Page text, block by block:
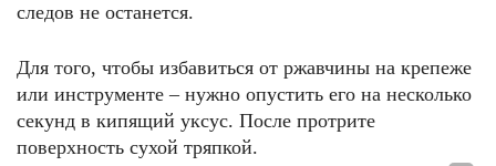
следов не останется.
Для того, чтобы избавиться от ржавчины на крепеже
или инструменте – нужно опустить его на несколько
секунд в кипящий уксус. После протрите
поверхность сухой тряпкой.